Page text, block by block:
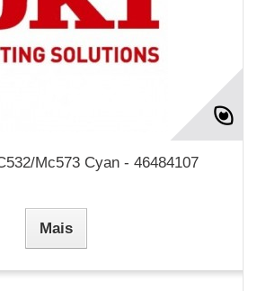
Mc573 Cyan - 46484107
Mais